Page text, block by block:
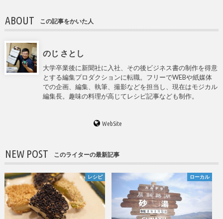
ABOUT この記事をかいた人
のじ さとし
大学卒業後に新聞社に入社、その後ビジネス書の制作を得意
とする編集プロダクションに転職。フリーでWEBや紙媒体
での企画、編集、執筆、撮影などを担当し、現在はモジカル
編集長。趣味の料理が高じてレシピ記事なども制作。
WebSite
NEW POST このライターの最新記事
レシピ ローカル